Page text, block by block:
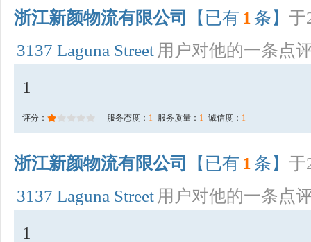
浙江新颜物流有限公司 【已有 1 条】 于
3137 Laguna Street 用户对他的一条点
1
评分： 服务态度： 1 服务质量： 1 诚信度： 1
浙江新颜物流有限公司 【已有 1 条】 于
3137 Laguna Street 用户对他的一条点
1